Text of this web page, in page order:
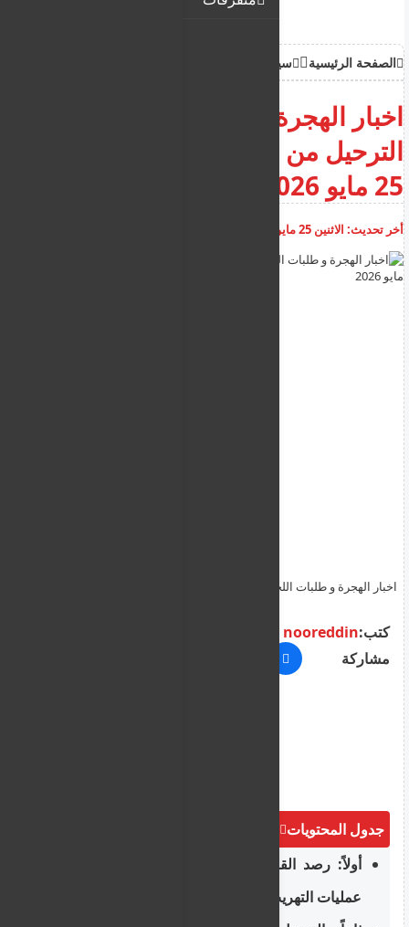
الصفحة الرئيسية سياحة وهجرة
اخبار الهجرة و طلبات اللجوء و
الترحيل من اليونان ليوم الاثنين
25 مايو 2026
أخر تحديث: الاثنين 25 مايو 2026
كتب:nooreddin
مشاركة
جدول المحتويات
أولاً: رصد القوارب، ضبط المتسللين، وإحباط
عمليات التهريب